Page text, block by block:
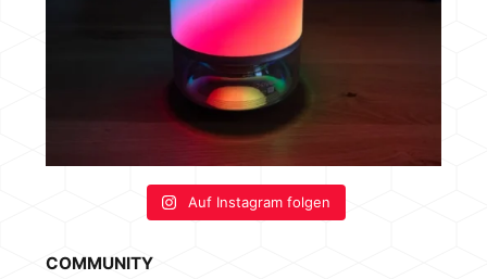
Auf Instagram folgen
COMMUNITY